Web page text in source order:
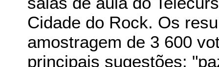
Cidade do Rock. Os
amostragem de 3 600
principais sugestões: